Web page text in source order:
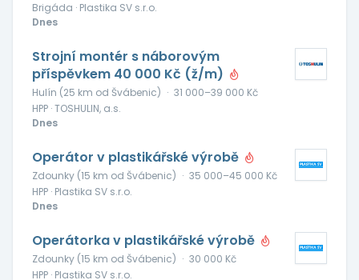
Brigáda · Plastika SV s.r.o.
Dnes
Strojní montér s náborovým
příspěvkem 40 000 Kč (ž/m)
Hulín (25 km od Švábenic) · 31 000–39 000 Kč
HPP · TOSHULIN, a.s.
Dnes
Operátor v plastikářské výrobě
Zdounky (15 km od Švábenic) · 35 000–45 000 Kč
HPP · Plastika SV s.r.o.
Dnes
Operátorka v plastikářské výrobě
Zdounky (15 km od Švábenic) · 30 000 Kč
HPP · Plastika SV s.r.o.